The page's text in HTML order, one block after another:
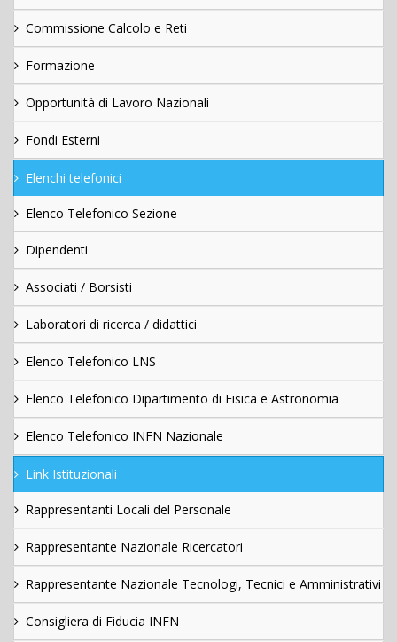
Commissione Calcolo e Reti
Formazione
Opportunità di Lavoro Nazionali
Fondi Esterni
Elenchi telefonici
Elenco Telefonico Sezione
Dipendenti
Associati / Borsisti
Laboratori di ricerca / didattici
Elenco Telefonico LNS
Elenco Telefonico Dipartimento di Fisica e Astronomia
Elenco Telefonico INFN Nazionale
Link Istituzionali
Rappresentanti Locali del Personale
Rappresentante Nazionale Ricercatori
Rappresentante Nazionale Tecnologi, Tecnici e Amministrativi
Consigliera di Fiducia INFN